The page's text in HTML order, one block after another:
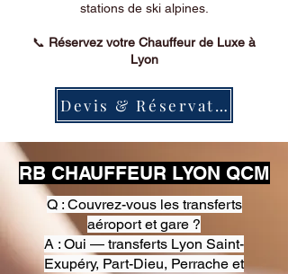
stations de ski alpines.
📞 Réservez votre Chauffeur de Luxe à
Lyon
Devis & Réservation
RB CHAUFFEUR LYON QCM
Q : Couvrez-vous les transferts
aéroport et gare ?
A : Oui — transferts Lyon Saint-
Exupéry, Part-Dieu, Perrache et